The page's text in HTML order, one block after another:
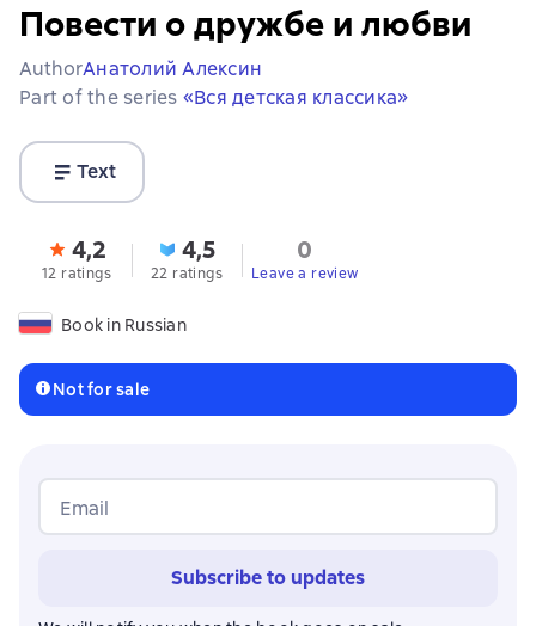
Повести о дружбе и любви
AuthorАнатолий Алексин
Part of the series «Вся детская классика»
Text
4,2
12 ratings
4,5
22 ratings
0
Leave a review
Book in Russian
Not for sale
Email
Subscribe to updates